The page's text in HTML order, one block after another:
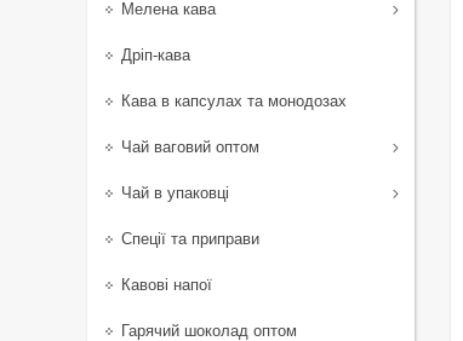
Мелена кава
Дріп-кава
Кава в капсулах та монодозах
Чай ваговий оптом
Чай в упаковці
Спеції та приправи
Кавові напої
Гарячий шоколад оптом